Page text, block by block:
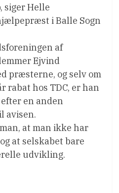
siger Helle
i Balle Sogn
af
Ejvind
præsterne, og selv om
rabat hos TDC, er han
en anden
avisen.
at man ikke har
at selskabet bare
udvikling.